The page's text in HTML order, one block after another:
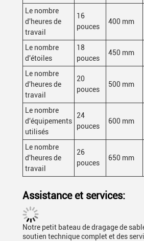
Le nombre
d'heures de
travail
16
pouces
400 mm
Le nombre
d'étoiles
18
pouces
450 mm
Le nombre
d'heures de
travail
20
pouces
500 mm
Le nombre
d'équipements
utilisés
24
pouces
600 mm
Le nombre
d'heures de
travail
26
pouces
650 mm
Assistance et services:
Notre petit bateau de dragage de
soutien technique complet et des